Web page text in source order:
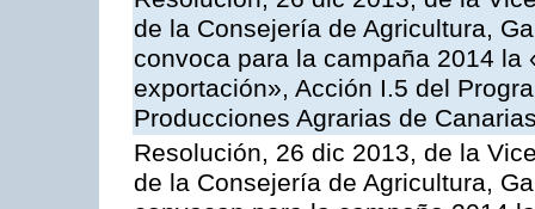
de la Consejería de Agricultura,
convoca para la campaña 2014
exportación», Acción I.5 del
Producciones Agrarias de
Resolución, 26 dic 2013, de la
de la Consejería de Agricultura,